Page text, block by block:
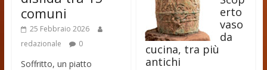
comuni
25 Febbraio 2026
redazionale
0
Soffritto, un piatto
erto
vaso
da
cucina, tra più
antichi